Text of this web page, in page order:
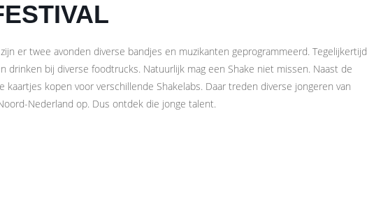
er twee avonden diverse bandjes en muzikanten geprogrammeerd. Tegelijkertijd
drinken bij diverse foodtrucks. Natuurlijk mag een Shake niet missen. Naast de
kaartjes kopen voor verschillende Shakelabs. Daar treden diverse jongeren van
Nederland op. Dus ontdek die jonge talent.